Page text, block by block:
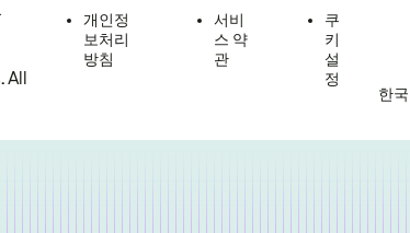
All
개인정
보처리
방침
서비
스 약
관
쿠
키
설
정
한